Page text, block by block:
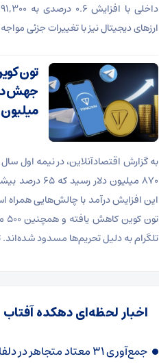
ارزهای دیجیتال نیز با تغییرات جزئی
تون
میلیون
۸۷۰ میلیون دلار
این افزایش درآمد با چالش‌هایی همراه
تلگرام به دلیل تحریم‌ها مسدود
اخبار لحظه‌ای دهکده آفتاب
جمع‌آوری ۳۱ معتاد متجاهر در دلفان